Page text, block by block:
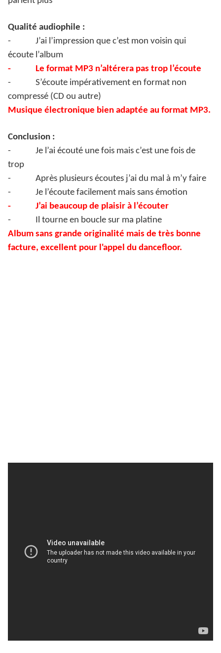
Qualité audiophile :
-
J’ai l’impression que c’est mon voisin qui
écoute l’album
-
Le format MP3 n’altérera pas trop l’écoute
-
S’écoute impérativement en format non
compressé (CD ou autre)
Musique électronique bien adaptée au format MP3.
Conclusion :
-
Je l’ai écouté une fois mais c’est une fois de
trop
-
Après plusieurs écoutes j’ai du mal à m’y faire
-
Je l’écoute facilement mais sans émotion
-
J’ai beaucoup de plaisir à l’écouter
-
Il tourne en boucle sur ma platine
Album sans grande originalité mais de très bonne
facture, excellent pour l'appel du dancefloor.